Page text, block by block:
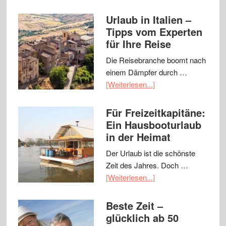
Urlaub in Italien –
Tipps vom Experten
für Ihre Reise
Die Reisebranche boomt nach
einem Dämpfer durch …
[Weiterlesen...]
Für Freizeitkapitäne:
Ein Hausbooturlaub
in der Heimat
Der Urlaub ist die schönste
Zeit des Jahres. Doch …
[Weiterlesen...]
Beste Zeit –
glücklich ab 50